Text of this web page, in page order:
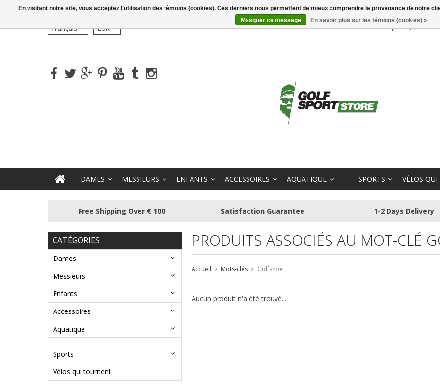
Français EUR Comparer (0) Ma
DAMES MESSIEURS ENFANTS ACCESSOIRES AQUATIQUE SPORTS VÉLOS
Free Shipping Over € 100 Satisfaction Guarantee 1-2 Days Delivery
CATÉGORIES
Dames
Messieurs
Enfants
Accessoires
Aquatique
Sports
Vélos qui tournent
PRODUITS ASSOCIÉS AU MOT-CLÉ
Accueil Mots-clés Golfshoe
Aucun produit n'a été trouvé...
En visitant notre site, vous acceptez l'utilisation des témoins (cookies). Ces derniers nous permettent de mieux comprendre la provenance de notre
Masquer ce message
En savoir plus sur les témoins (cookies) »